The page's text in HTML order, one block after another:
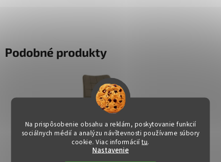
Na prispôsobenie obsahu a reklám, poskytovanie funkcií
sociálnych médií a analýzu návštevnosti používame súbory
cookie. Viac informáciítu.
Nastavenie
Podobné produkty